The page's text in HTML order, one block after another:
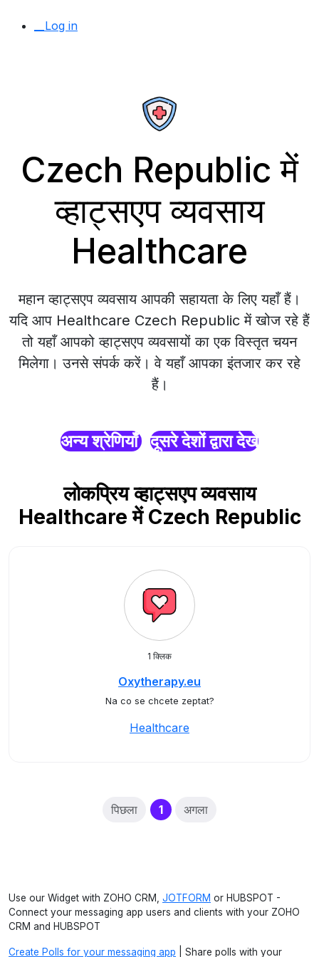
__Log in
Czech Republic में
व्हाट्सएप व्यवसाय
Healthcare
महान व्हाट्सएप व्यवसाय आपकी सहायता के लिए यहाँ हैं।
यदि आप Healthcare Czech Republic में खोज रहे हैं
तो यहाँ आपको व्हाट्सएप व्यवसायों का एक विस्तृत चयन
मिलेगा। उनसे संपर्क करें। वे यहाँ आपका इंतजार कर रहे
हैं।
अन्य श्रेणियाँ दूसरे देशों द्वारा देखें
लोकप्रिय व्हाट्सएप व्यवसाय
Healthcare में Czech Republic
1 क्लिक
Oxytherapy.eu
Na co se chcete zeptat?
Healthcare
पिछला 1(current)
अगला
Use our Widget with ZOHO CRM, JOTFORM or HUBSPOT -
Connect your messaging app users and clients with your ZOHO
CRM and HUBSPOT
Create Polls for your messaging app | Share polls with your